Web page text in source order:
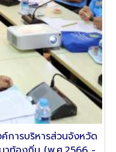
การบริหารส่วนจังหวัด